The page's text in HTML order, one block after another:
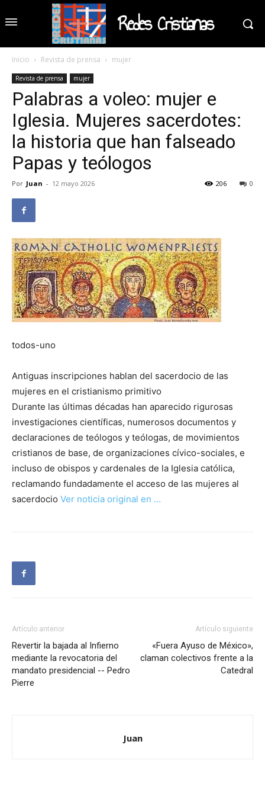
Redes Cristianas
Inicio Revista de prensa mujer
Revista de prensa mujer
Palabras a voleo: mujer e
Iglesia. Mujeres sacerdotes:
la historia que han falseado
Papas y teólogos
Por Juan - 12 mayo 2026 0
206
todos-uno
Antiguas inscripciones hablan del sacerdocio de las
mujeres en el cristianismo primitivo
Durante las últimas décadas han aparecido rigurosas
investigaciones científicas, numerosos documentos y
declaraciones de teólogos y teólogas, de movimientos
cristianos de base, de organizaciones cívico-sociales, e
incluso de obispos y cardenales de la Iglesia católica,
reclamando fundadamente el acceso de las mujeres al
sacerdocio Ver noticia original en …
Artículo anterior
Revertir la bajada al Infierno
mediante la revocatoria del
mandato presidencial -- Pedro
Pierre
Artículo siguiente
«Fuera Ayuso de México»,
claman colectivos frente a la
Catedral
Juan